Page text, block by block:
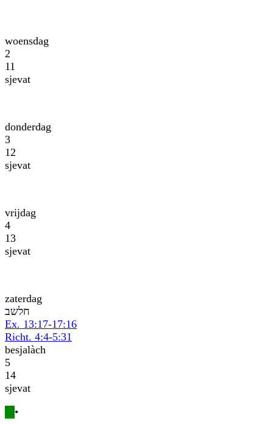
woensdag
2
11
sjevat
donderdag
3
12
sjevat
vrijdag
4
13
sjevat
zaterdag
בשלח
Ex. 13:17-17:16
Richt. 4:4-5:31
besjalàch
5
14
sjevat
•